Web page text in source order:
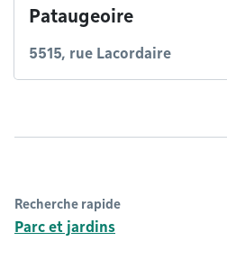
Pataugeoire
5515, rue Lacordaire
Recherche rapide
Parc et jardins